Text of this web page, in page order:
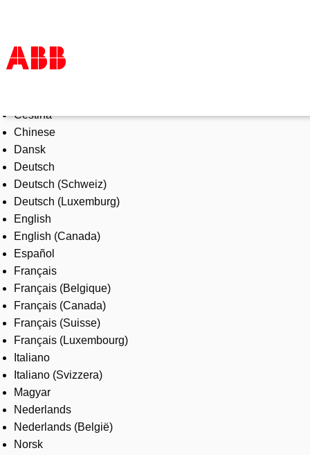
Products & Solutions
Industries
Services
About us
Where to buy
Contact us
Careers
Čeština
Chinese
Dansk
Deutsch
Deutsch (Schweiz)
Deutsch (Luxemburg)
English
English (Canada)
Español
Français
Français (Belgique)
Français (Canada)
Français (Suisse)
Français (Luxembourg)
Italiano
Italiano (Svizzera)
Magyar
Nederlands
Nederlands (België)
Norsk